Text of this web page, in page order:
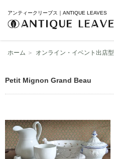
アンティークリーブス｜ANTIQUE LEAVES
ホーム ＞ オンライン・イベント出店型
Petit Mignon Grand Beau